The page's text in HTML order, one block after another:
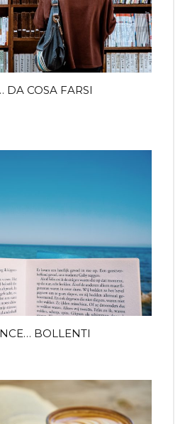
DA COSA FARSI
BOLLENTI